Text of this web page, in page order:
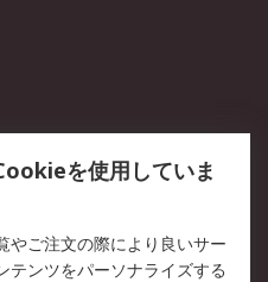
を使用していま
やご注文の際により良いサー
テンツをパーソナライズする